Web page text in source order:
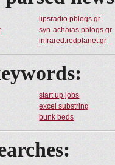
lipsradio.pblogs.gr
syn-achaias.pblogs.gr
infrared.redplanet.gr
start up jobs
excel substring
bunk beds